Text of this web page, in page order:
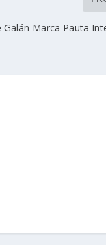
Marca Pauta